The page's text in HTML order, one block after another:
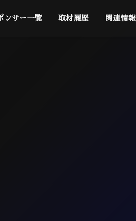
ンサー一覧 取材履歴 関連情報